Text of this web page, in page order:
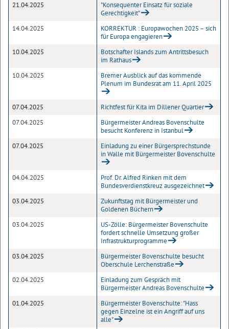
21.04.2025
"Konsequenter Einsatz für soziale
Gerechtigkeit"
14.04.2025
KORREKTUR : Europawochen 2025 – sich
für Europa engagieren
10.04.2025
Botschafter Islands zum Antrittsbesuch
im Rathaus
10.04.2025
Bremer Ausblick auf das kommende
Plenum im Bundesrat am 11. April 2025
07.04.2025
Richtfest für Kita im Dillener Quartier
07.04.2025
Bürgermeister Andreas Bovenschulte
besucht Konferenz in Istanbul
07.04.2025
Einladung zu einer Bürgersprechstunde
in Walle mit Bürgermeister Bovenschulte
04.04.2025
Prof. Dr. Alfred Rinken mit dem
Bundesverdienstkreuz ausgezeichnet
03.04.2025
Zukunftstag mit Bürgermeister und
Goldenen Büchern
03.04.2025
US-Zölle: Bürgermeister Bovenschulte
fordert schnelle Umsetzung großer
Infrastrukturprogramme
03.04.2025
Bürgermeister Bovenschulte besucht
Oberschule Lerchenstraße
02.04.2025
Einladung zum Gespräch mit
Bürgermeister Andreas Bovenschulte
01.04.2025
Bürgermeister Bovenschulte: "Hass
gegen Einzelne ist ein Angriff auf uns
alle"